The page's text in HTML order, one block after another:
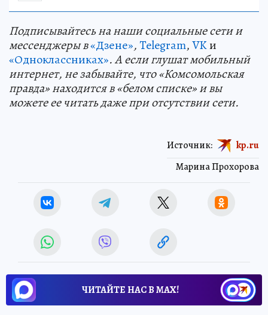
Подписывайтесь на наши социальные сети и
мессенджеры в«Дзене»,Telegram,VKи
«Одноклассниках». А если глушат мобильный
интернет, не забывайте, что «Комсомольская
правда» находится в «белом списке» и вы
можете ее читать даже при отсутствии сети.
Марина Прохорова
Источник: kp.ru
ЧИТАЙТЕ НАС В МАХ!